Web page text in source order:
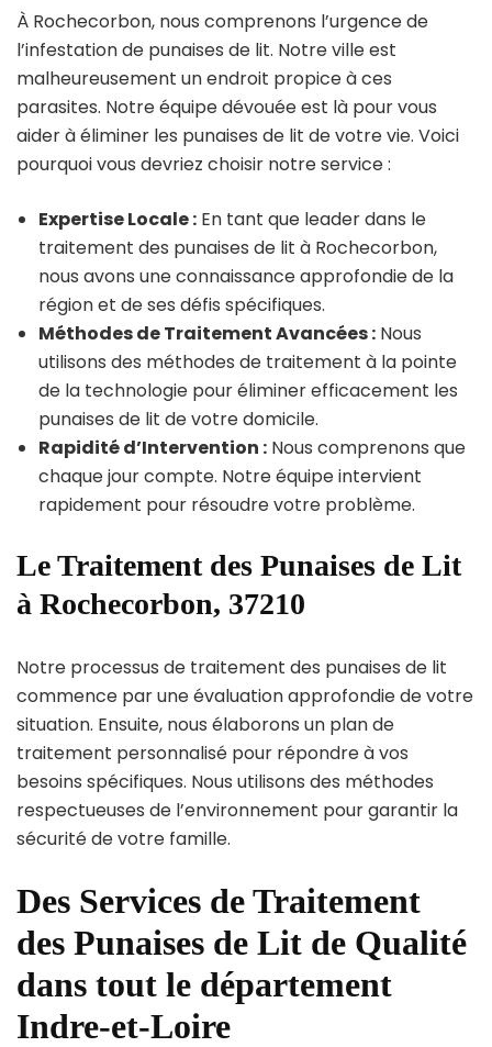
À Rochecorbon, nous comprenons l’urgence de
l’infestation de punaises de lit. Notre ville est
malheureusement un endroit propice à ces
parasites. Notre équipe dévouée est là pour vous
aider à éliminer les punaises de lit de votre vie. Voici
pourquoi vous devriez choisir notre service :
Expertise Locale : En tant que leader dans le
traitement des punaises de lit à Rochecorbon,
nous avons une connaissance approfondie de la
région et de ses défis spécifiques.
Méthodes de Traitement Avancées : Nous
utilisons des méthodes de traitement à la pointe
de la technologie pour éliminer efficacement les
punaises de lit de votre domicile.
Rapidité d’Intervention : Nous comprenons que
chaque jour compte. Notre équipe intervient
rapidement pour résoudre votre problème.
Le Traitement des Punaises de Lit
à Rochecorbon, 37210
Notre processus de traitement des punaises de lit
commence par une évaluation approfondie de votre
situation. Ensuite, nous élaborons un plan de
traitement personnalisé pour répondre à vos
besoins spécifiques. Nous utilisons des méthodes
respectueuses de l’environnement pour garantir la
sécurité de votre famille.
Des Services de Traitement
des Punaises de Lit de Qualité
dans tout le département
Indre-et-Loire